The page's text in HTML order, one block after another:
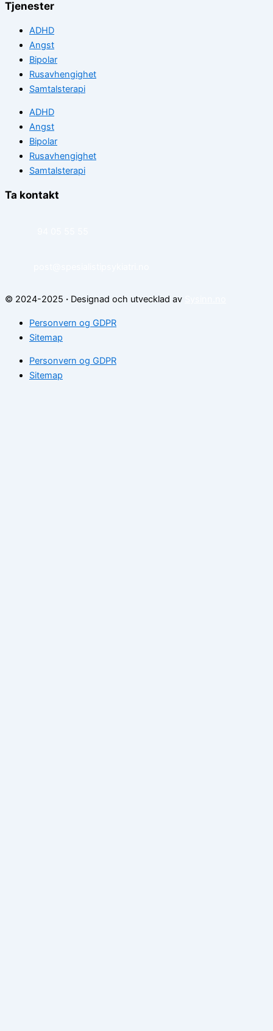
Tjenester
ADHD
Angst
Bipolar
Rusavhengighet
Samtalsterapi
ADHD
Angst
Bipolar
Rusavhengighet
Samtalsterapi
Ta kontakt
© 2024-2025 · Designad och utvecklad av
Personvern og GDPR
Sitemap
Personvern og GDPR
Sitemap